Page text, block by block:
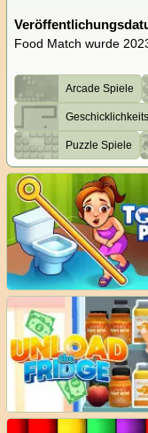
Food Match wurde
Arcade Spiele
Puzzle Spiele